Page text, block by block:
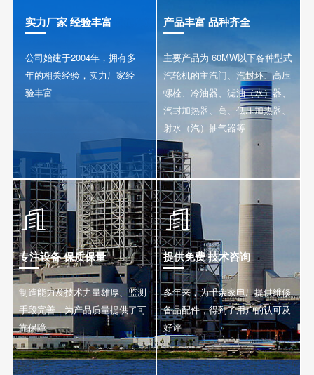
实力厂家 经验丰富
公司始建于2004年，拥有多
年的相关经验，实力厂家经
验丰富
产品丰富 品种齐全
主要产品为 60MW以下各种型式
汽轮机的主汽门、汽封环、高压
螺栓、冷油器、滤油（水）器、
汽封加热器、高、低压加热器、
射水（汽）抽气器等

专注设备 保质保量
制造能力及技术力量雄厚、监测
手段完善，为产品质量提供了可
靠保障

提供免费 技术咨询
多年来，为千余家电厂提供维修
备品配件，得到了用户的认可及
好评